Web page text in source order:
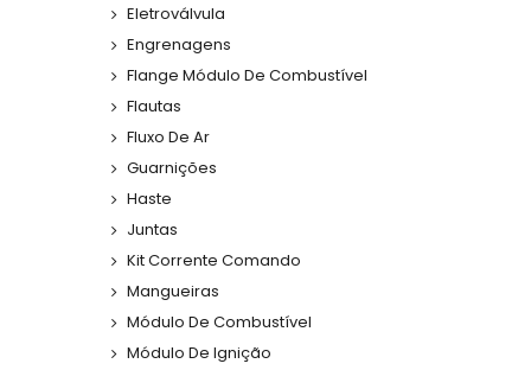
Eletroválvula
Engrenagens
Flange Módulo De Combustível
Flautas
Fluxo De Ar
Guarnições
Haste
Juntas
Kit Corrente Comando
Mangueiras
Módulo De Combustível
Módulo De Ignição